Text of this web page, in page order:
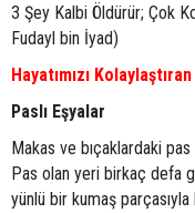
3 Şey Kalbi Öldürür; Çok
Fudayl bin İyad)
Hayatımızı
Paslı Eşyalar
Makas ve bıçaklardaki
Pas olan yeri birkaç defa
yünlü bir kumaş parçasıyla